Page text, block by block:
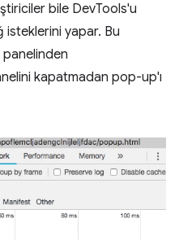
bile DevTools'u
yapar. Bu
kapatmadan pop-up'ı